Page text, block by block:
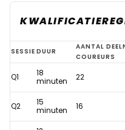
Nieuwe
F1-
kwalificatieregels
voor
SESSIE DUUR
AANTAL
COUREURS
Q1
18
minuten
22
Q2
15
minuten
16